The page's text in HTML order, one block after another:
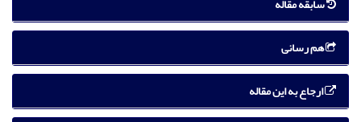
هم رسانی
ارجاع به این مقاله